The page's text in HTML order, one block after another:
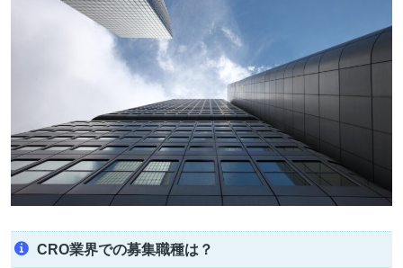
CRO業界での募集職種は？